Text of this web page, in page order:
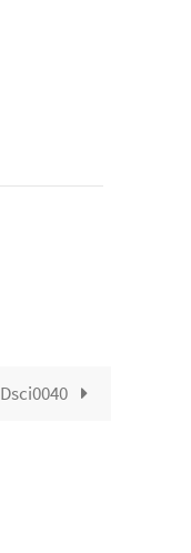
Dsci0040